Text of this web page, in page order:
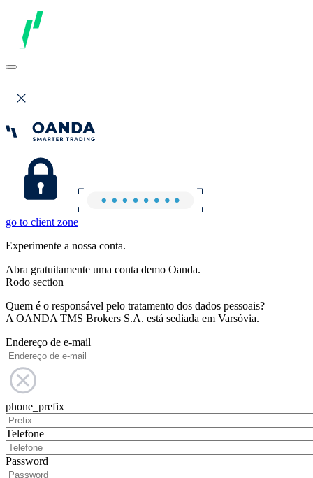
go to client zone
Experimente a nossa conta.
Abra gratuitamente uma conta demo Oanda.
Rodo section
Quem é o responsável pelo tratamento dos dados pessoais?
A OANDA TMS Brokers S.A. está sediada em Varsóvia.
Endereço de e-mail
phone_prefix
Telefone
Password